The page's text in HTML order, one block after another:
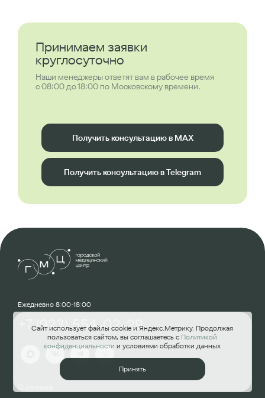
Принимаем заявки
круглосуточно
Наши менеджеры ответят вам в рабочее время
с 08:00 до 18:00 по Московскому времени.
Получить консультацию в MAX
Получить консультацию в Telegram
Ежедневно 8:00-18:00
+7 (923) 554-02-29
О клинике
Сайт использует файлы cookie и Яндекс.Метрику. Продолжая
пользоваться сайтом, вы соглашаетесь с Политикой
конфиденциальности и условиями обработки данных
Принять